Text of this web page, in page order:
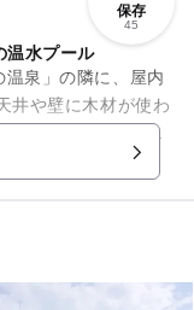
保存
45
温水プール
泉」の隣に、屋内
井や壁に木材が使わ
眺めながらリゾー